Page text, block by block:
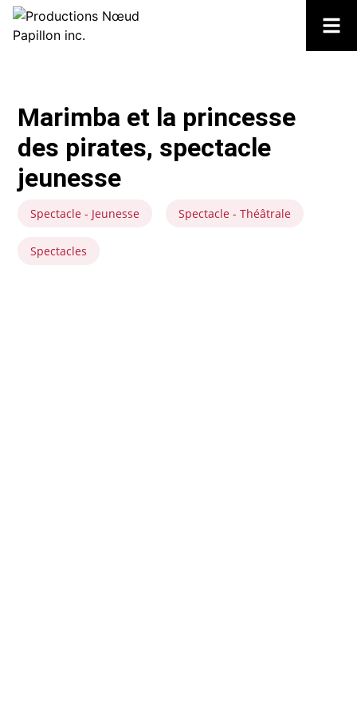
Marimba et la princesse
des pirates, spectacle
jeunesse
Spectacle - Jeunesse Spectacle - Théâtrale
Spectacles